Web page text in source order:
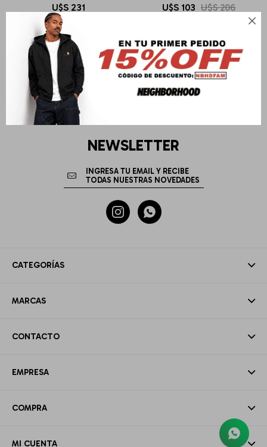

U$S 231 U$S 103 U$S 206
CATEGORÍAS
MARCAS
CONTACTO
EMPRESA
COMPRA
MI CUENTA
NEWSLETTER
 